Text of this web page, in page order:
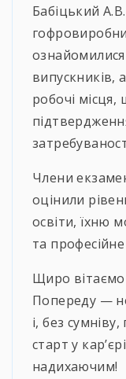
Бабіцький
випускників,
робочі
Члени
оцінили
освіти, їхню
та
Щиро
Попереду —
і, без
старт у
надихаючим!